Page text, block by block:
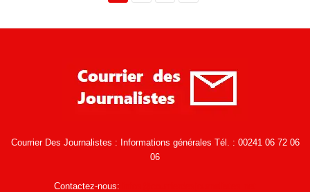
Courrier Des Journalistes : Informations générales Tél. : 00241 06 72 06
06
Contactez-nous: